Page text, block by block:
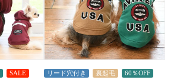
SALE リード穴付き 裏起毛
60％OFF